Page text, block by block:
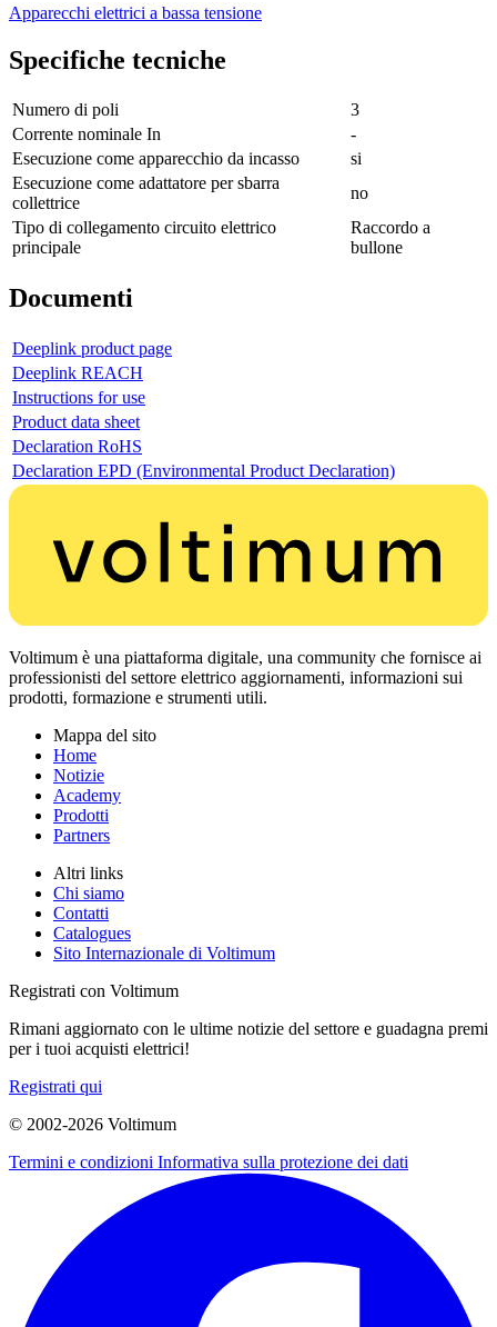
Apparecchi elettrici a bassa tensione
Specifiche tecniche
Numero di poli
3
Corrente nominale In
-
Esecuzione come apparecchio da incasso
si
Esecuzione come adattatore per sbarra
collettrice
no
Tipo di collegamento circuito elettrico
principale
Raccordo a
bullone
Documenti
Deeplink product page
Deeplink REACH
Instructions for use
Product data sheet
Declaration RoHS
Declaration EPD (Environmental Product Declaration)
Voltimum è una piattaforma digitale, una community che fornisce ai
professionisti del settore elettrico aggiornamenti, informazioni sui
prodotti, formazione e strumenti utili.
Mappa del sito
Home
Notizie
Academy
Prodotti
Partners
Altri links
Chi siamo
Contatti
Catalogues
Sito Internazionale di Voltimum
Registrati con Voltimum
Rimani aggiornato con le ultime notizie del settore e guadagna premi
per i tuoi acquisti elettrici!
Registrati qui
© 2002-2026 Voltimum
Termini e condizioni Informativa sulla protezione dei dati